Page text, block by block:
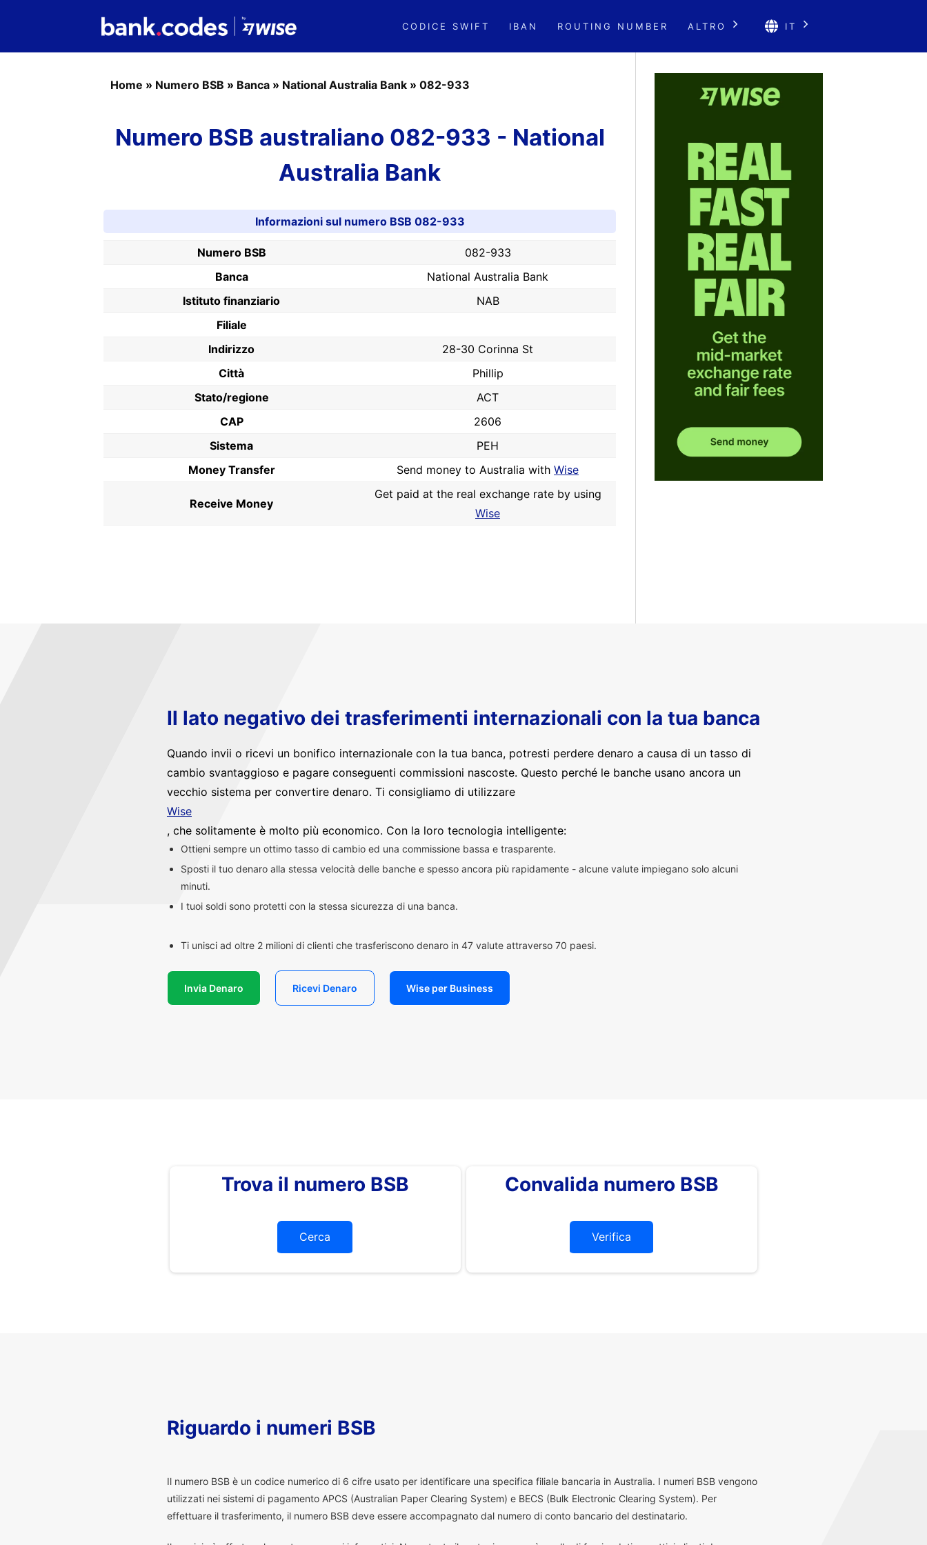
CODICE SWIFT IBAN ROUTING NUMBER ALTRO IT
Home » Numero BSB » Banca » National Australia Bank » 082-933
Numero BSB australiano 082-933 - National
Australia Bank
Informazioni sul numero BSB 082-933
Numero BSB
082-933
Banca
National Australia Bank
Istituto finanziario
NAB
Filiale
Indirizzo
28-30 Corinna St
Città
Phillip
Stato/regione
ACT
CAP
2606
Sistema
PEH
Money Transfer
Send money to Australia with Wise
Receive Money
Get paid at the real exchange rate by using
Wise
Il lato negativo dei trasferimenti internazionali con la tua banca
Quando invii o ricevi un bonifico internazionale con la tua banca, potresti perdere denaro a causa di un tasso di
cambio svantaggioso e pagare conseguenti commissioni nascoste. Questo perché le banche usano ancora un
vecchio sistema per convertire denaro. Ti consigliamo di utilizzare
Wise
, che solitamente è molto più economico. Con la loro tecnologia intelligente:
Ottieni sempre un ottimo tasso di cambio ed una commissione bassa e trasparente.
Sposti il tuo denaro alla stessa velocità delle banche e spesso ancora più rapidamente - alcune valute impiegano solo alcuni
minuti.
I tuoi soldi sono protetti con la stessa sicurezza di una banca.
Ti unisci ad oltre 2 milioni di clienti che trasferiscono denaro in 47 valute attraverso 70 paesi.
Invia Denaro Ricevi Denaro Wise per Business
Trova il numero BSB
Cerca
Convalida numero BSB
Verifica
Riguardo i numeri BSB
Il numero BSB è un codice numerico di 6 cifre usato per identificare una specifica filiale bancaria in Australia. I numeri BSB vengono
utilizzati nei sistemi di pagamento APCS (Australian Paper Clearing System) e BECS (Bulk Electronic Clearing System). Per
effettuare il trasferimento, il numero BSB deve essere accompagnato dal numero di conto bancario del destinatario.